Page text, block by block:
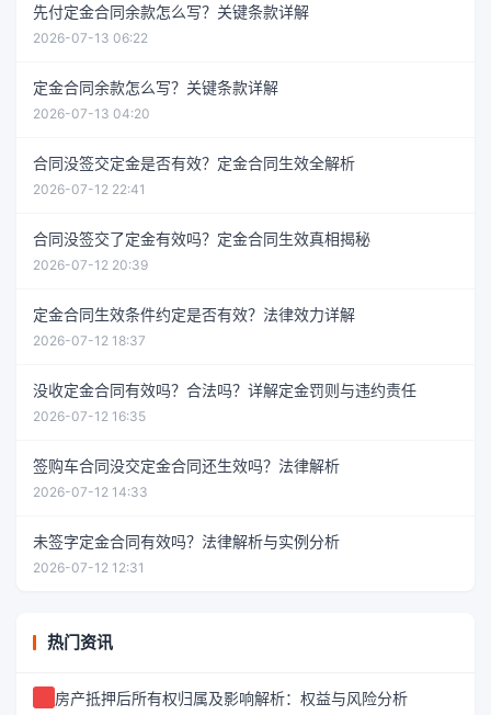
先付定金合同余款怎么写？关键条款详解
2026-07-13 06:22
定金合同余款怎么写？关键条款详解
2026-07-13 04:20
合同没签交定金是否有效？定金合同生效全解析
2026-07-12 22:41
合同没签交了定金有效吗？定金合同生效真相揭秘
2026-07-12 20:39
定金合同生效条件约定是否有效？法律效力详解
2026-07-12 18:37
没收定金合同有效吗？合法吗？详解定金罚则与违约责任
2026-07-12 16:35
签购车合同没交定金合同还生效吗？法律解析
2026-07-12 14:33
未签字定金合同有效吗？法律解析与实例分析
2026-07-12 12:31
热门资讯
房产抵押后所有权归属及影响解析：权益与风险分析